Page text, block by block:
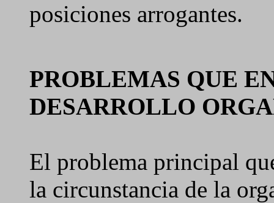
posiciones arrogantes.
PROBLEMAS QUE
DESARROLLO
El problema principal
la circunstancia de la